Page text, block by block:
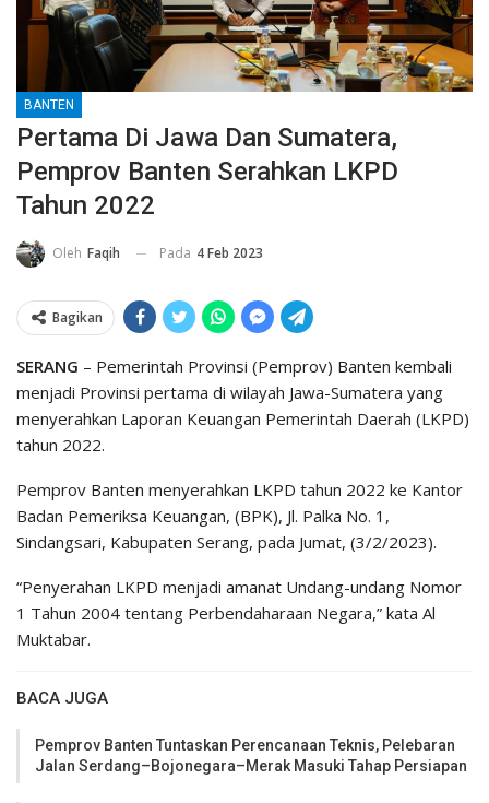
BANTEN
Pertama Di Jawa Dan Sumatera,
Pemprov Banten Serahkan LKPD
Tahun 2022
Oleh Faqih Pada 4 Feb 2023
Bagikan
SERANG – Pemerintah Provinsi (Pemprov) Banten kembali
menjadi Provinsi pertama di wilayah Jawa-Sumatera yang
menyerahkan Laporan Keuangan Pemerintah Daerah (LKPD)
tahun 2022.
Pemprov Banten menyerahkan LKPD tahun 2022 ke Kantor
Badan Pemeriksa Keuangan, (BPK), Jl. Palka No. 1,
Sindangsari, Kabupaten Serang, pada Jumat, (3/2/2023).
“Penyerahan LKPD menjadi amanat Undang-undang Nomor
1 Tahun 2004 tentang Perbendaharaan Negara,” kata Al
Muktabar.
BACA JUGA
Pemprov Banten Tuntaskan Perencanaan Teknis, Pelebaran
Jalan Serdang–Bojonegara–Merak Masuki Tahap Persiapan